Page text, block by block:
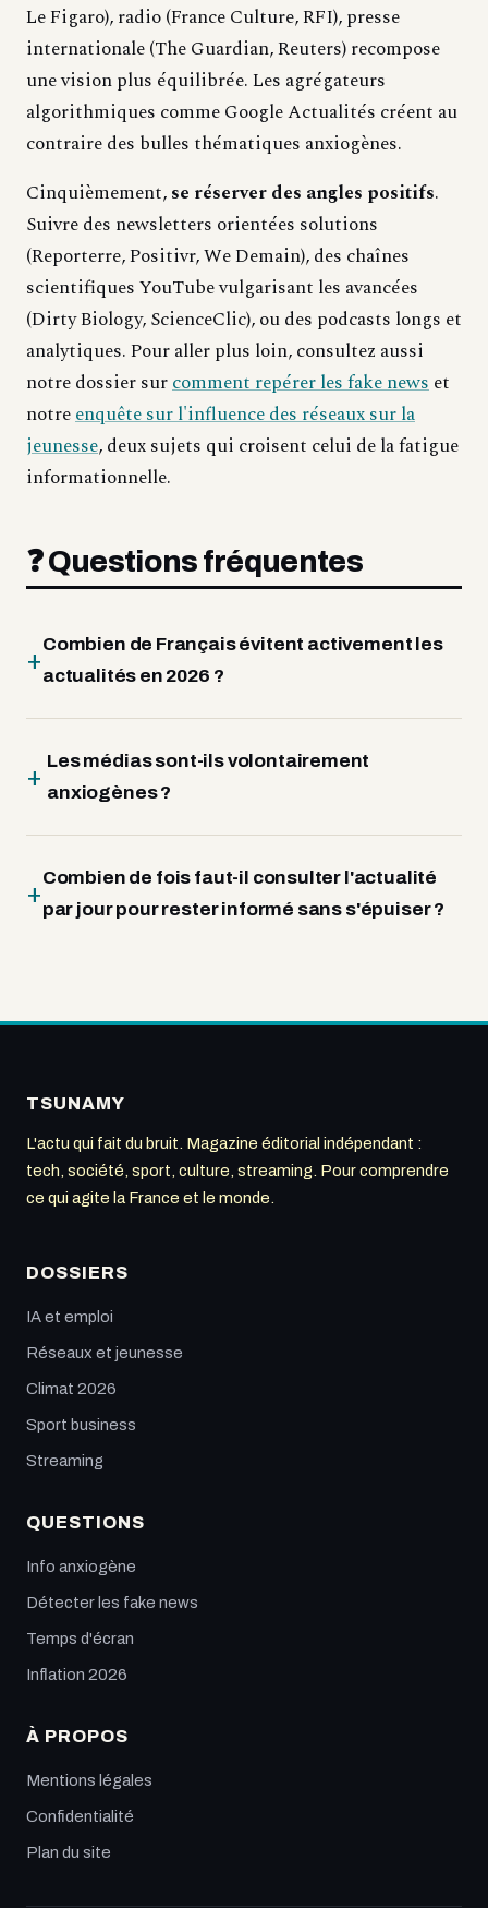
Le Figaro), radio (France Culture, RFI), presse
internationale (The Guardian, Reuters) recompose
une vision plus équilibrée. Les agrégateurs
algorithmiques comme Google Actualités créent au
contraire des bulles thématiques anxiogènes.
Cinquièmement,se réserver des angles positifs.
Suivre des newsletters orientées solutions
(Reporterre, Positivr, We Demain), des chaînes
scientifiques YouTube vulgarisant les avancées
(Dirty Biology, ScienceClic), ou des podcasts longs et
analytiques. Pour aller plus loin, consultez aussi
notre dossier surcomment repérer les fake newset
notreenquête sur l'influence des réseaux sur la
jeunesse, deux sujets qui croisent celui de la fatigue
informationnelle.
❓ Questions fréquentes
Combien de Français évitent activement les
actualités en 2026 ?
Les médias sont-ils volontairement
anxiogènes ?
Combien de fois faut-il consulter l'actualité
par jour pour rester informé sans s'épuiser ?
TSUNAMY
L'actu qui fait du bruit. Magazine éditorial indépendant :
tech, société, sport, culture, streaming. Pour comprendre
ce qui agite la France et le monde.
DOSSIERS
IA et emploi
Réseaux et jeunesse
Climat 2026
Sport business
Streaming
QUESTIONS
Info anxiogène
Détecter les fake news
Temps d'écran
Inflation 2026
À PROPOS
Mentions légales
Confidentialité
Plan du site